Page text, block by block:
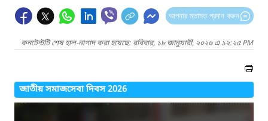
আপনার মতামত প্রদান করুন
কনটেন্টটি শেষ হাল-নাগাদ করা হয়েছে: রবিবার, ১৮ জানুয়ারী, ২০২৬ এ ১২:২৫ PM
জাতীয় সমাজসেবা দিবস 2026